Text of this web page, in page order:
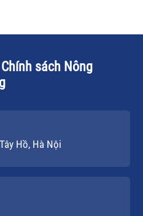
sách Nông
Hồ, Hà Nội